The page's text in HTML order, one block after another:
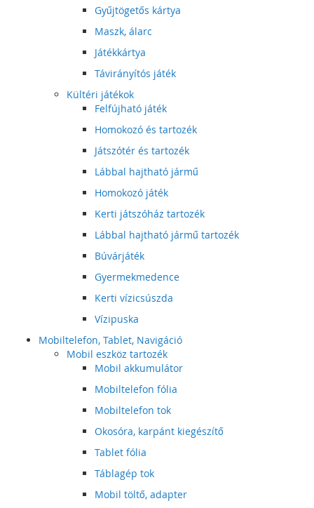
Gyűjtögetős kártya
Maszk, álarc
Játékkártya
Távirányítós játék
Kültéri játékok
Felfújható játék
Homokozó és tartozék
Játszótér és tartozék
Lábbal hajtható jármű
Homokozó játék
Kerti játszóház tartozék
Lábbal hajtható jármű tartozék
Búvárjáték
Gyermekmedence
Kerti vízicsúszda
Vízipuska
Mobiltelefon, Tablet, Navigáció
Mobil eszköz tartozék
Mobil akkumulátor
Mobiltelefon fólia
Mobiltelefon tok
Okosóra, karpánt kiegészítő
Tablet fólia
Táblagép tok
Mobil töltő, adapter